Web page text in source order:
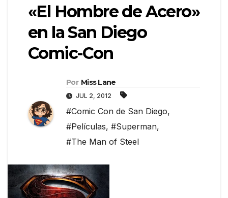
«El Hombre de Acero»
en la San Diego
Comic-Con
Por Miss Lane
JUL 2, 2012
#Comic Con de San Diego,
#Películas, #Superman,
#The Man of Steel